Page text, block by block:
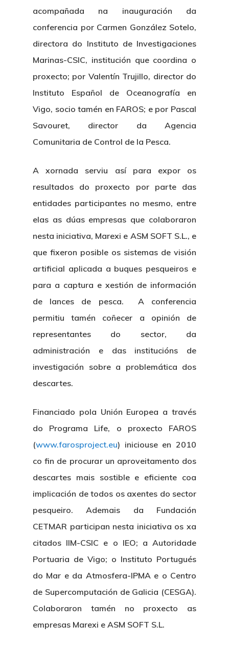
acompañada na inauguración da
conferencia por Carmen González Sotelo,
directora do Instituto de Investigaciones
Marinas-CSIC, institución que coordina o
proxecto; por Valentín Trujillo, director do
Instituto Español de Oceanografía en
Vigo, socio tamén en FAROS; e por Pascal
Savouret, director da Agencia
Comunitaria de Control de la Pesca.
A xornada serviu así para expor os
resultados do proxecto por parte das
entidades participantes no mesmo, entre
elas as dúas empresas que colaboraron
nesta iniciativa, Marexi e ASM SOFT S.L., e
que fixeron posible os sistemas de visión
artificial aplicada a buques pesqueiros e
para a captura e xestión de información
de lances de pesca. A conferencia
permitiu tamén coñecer a opinión de
representantes do sector, da
administración e das institucións de
investigación sobre a problemática dos
descartes.
Financiado pola Unión Europea a través
do Programa Life, o proxecto FAROS
(www.farosproject.eu) iniciouse en 2010
co fin de procurar un aproveitamento dos
descartes mais sostible e eficiente coa
implicación de todos os axentes do sector
pesqueiro. Ademais da Fundación
CETMAR participan nesta iniciativa os xa
citados IIM-CSIC e o IEO; a Autoridade
Portuaria de Vigo; o Instituto Portugués
do Mar e da Atmosfera-IPMA e o Centro
de Supercomputación de Galicia (CESGA).
Colaboraron tamén no proxecto as
empresas Marexi e ASM SOFT S.L.